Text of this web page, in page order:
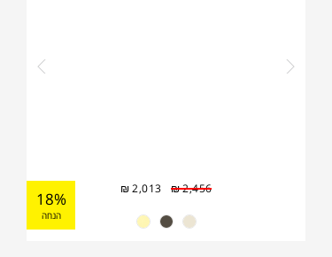
₪2,456
₪2,013
18%
הנחה